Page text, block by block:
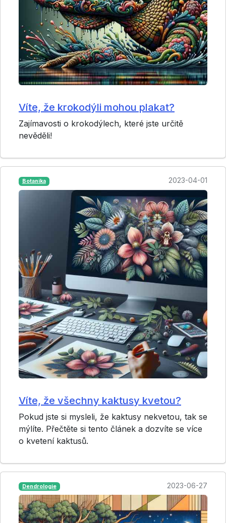
Víte, že krokodýli mohou plakat?
Zajímavosti o krokodýlech, které jste určitě
nevěděli!
Botanika 2023-04-01
Víte, že všechny kaktusy kvetou?
Pokud jste si mysleli, že kaktusy nekvetou, tak se
mýlíte. Přečtěte si tento článek a dozvíte se více
o kvetení kaktusů.
Dendrologie 2023-06-27